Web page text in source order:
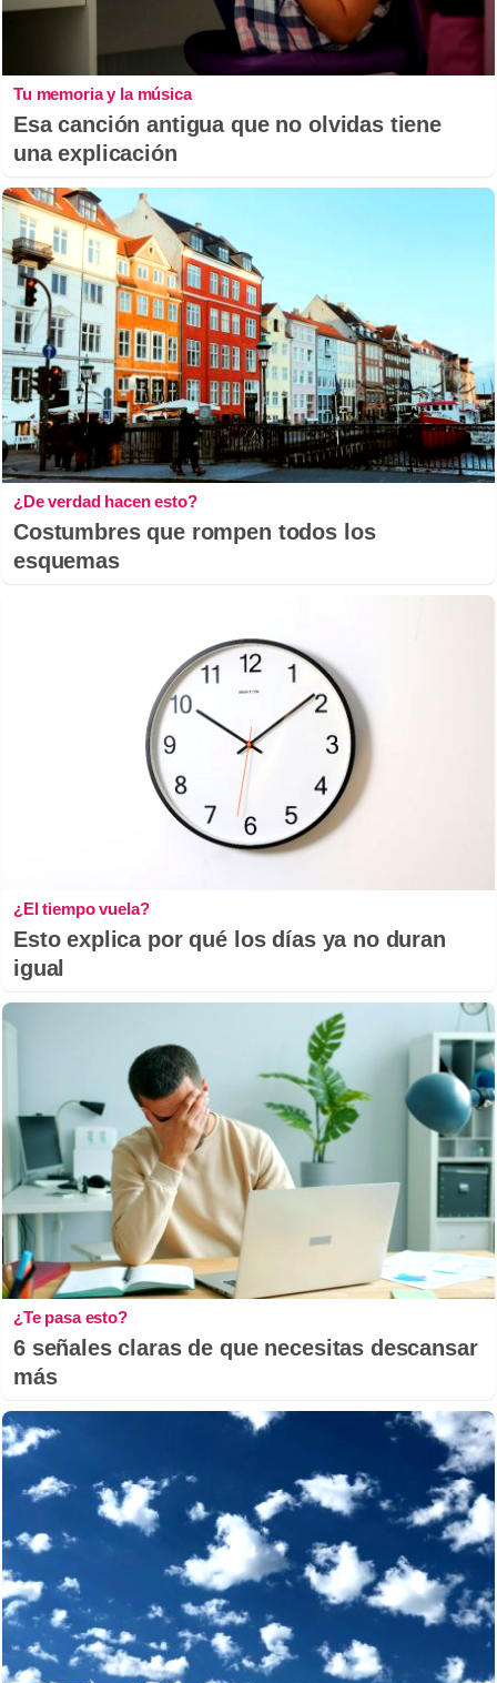
Tu memoria y la música
Esa canción antigua que no olvidas tiene
una explicación
¿De verdad hacen esto?
Costumbres que rompen todos los
esquemas
¿El tiempo vuela?
Esto explica por qué los días ya no duran
igual
¿Te pasa esto?
6 señales claras de que necesitas descansar
más